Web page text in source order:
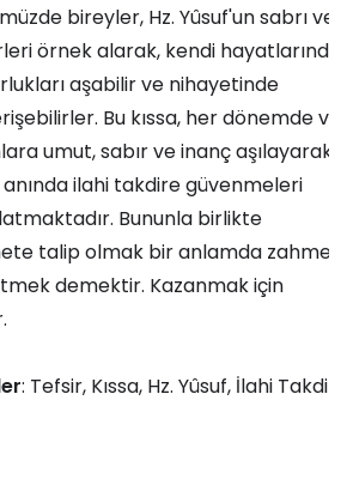
bireyler, Hz. Yûsuf'un sabrı ve
örnek alarak, kendi hayatlarında
aşabilir ve nihayetinde
Bu kıssa, her dönemde ve
umut, sabır ve inanç aşılayarak,
anında ilahi takdire güvenmeleri
Bununla birlikte
talip olmak bir anlamda zahmet
demektir. Kazanmak için
: Tefsir, Kıssa, Hz. Yûsuf, İlahi Takdir,